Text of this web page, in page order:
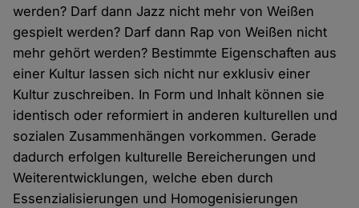
werden? Darf dann Jazz nicht mehr von Weißen
gespielt werden? Darf dann Rap von Weißen nicht
mehr gehört werden? Bestimmte Eigenschaften aus
einer Kultur lassen sich nicht nur exklusiv einer
Kultur zuschreiben. In Form und Inhalt können sie
identisch oder reformiert in anderen kulturellen und
sozialen Zusammenhängen vorkommen. Gerade
dadurch erfolgen kulturelle Bereicherungen und
Weiterentwicklungen, welche eben durch
Essenzialisierungen und Homogenisierungen